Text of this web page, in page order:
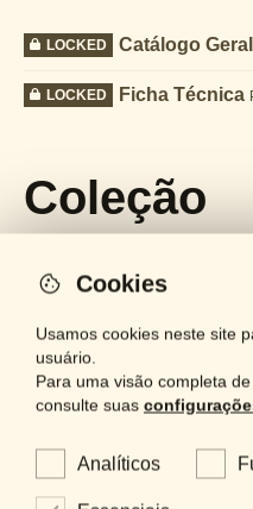
LOCKED Catálogo Geral
LOCKED Ficha Técnica
Coleção
Cookies
Usamos cookies neste site
usuário.
Para uma visão completa
consulte suas
Analíticos